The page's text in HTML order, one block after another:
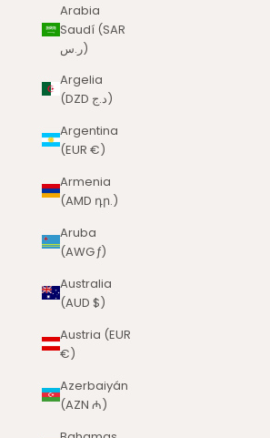
Arabia
Saudí (SAR
ر.س)
Argelia
(DZD د.ج)
Argentina
(EUR €)
Armenia
(AMD դր.)
Aruba
(AWG ƒ)
Australia
(AUD $)
Austria (EUR
€)
Azerbaiyán
(AZN ₼)